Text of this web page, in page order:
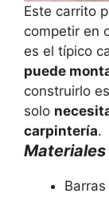
Este carrito
competir en
es el típico
puede
construirlo
solo
carpintería.